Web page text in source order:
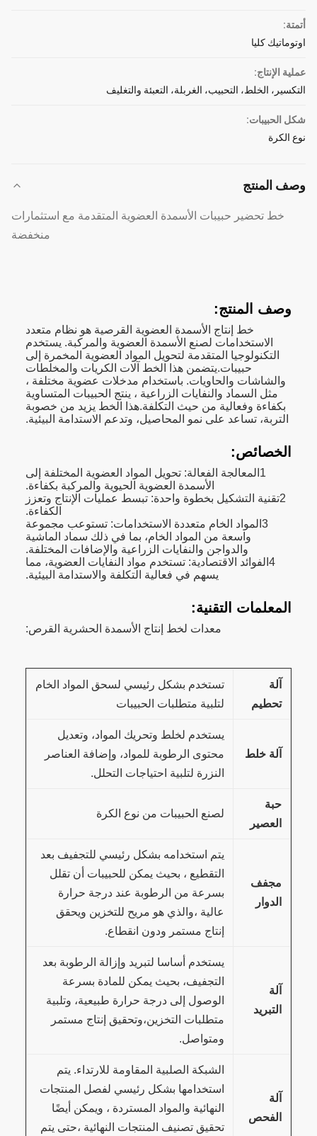
أتمتة:
اوتوماتيك كليا
عملية الإنتاج:
التكسير، الخلط، التحبيب، الغربلة، التعبئة والتغليف
شكل الحبيبات:
نوع الكرة
وصف المنتج
خط تحضير حبيبات الأسمدة العضوية المتقدمة مع استثمارات
منخفضة
وصف المنتج:
خط إنتاج الأسمدة العضوية القرصية هو نظام متعدد
الاستخدامات لصنع الأسمدة العضوية والمركبة. يستخدم
التكنولوجيا المتقدمة لتحويل المواد العضوية المخمرة إلى
حبيبات.يتضمن هذا الخط آلات الكريات والمخلطات
والشاشات والحاويات. باستخدام مدخلات عضوية مختلفة ،
مثل السماد والنفايات الزراعية ، ينتج الحبيبات المتساوية
بكفاءة وفعالية من حيث التكلفة.هذا الخط يزيد من خصوبة
التربة، تساعد على نمو المحاصيل، وتدعم الاستدامة البيئية.
الخصائص:
1المعالجة الفعالة: تحويل المواد العضوية المختلفة إلى
الأسمدة العضوية الحيوية والمركبة بكفاءة.
2تقنية التشكيل بخطوة واحدة: تبسط عمليات الإنتاج وتعزز
الكفاءة.
3المواد الخام متعددة الاستخدامات: تستوعب مجموعة
واسعة من المواد الخام، بما في ذلك سماد الماشية
والدواجن والنفايات الزراعية والإضافات المختلفة.
4الفوائد الاقتصادية: تستخدم مواد النفايات العضوية، مما
يسهم في فعالية التكلفة والاستدامة البيئية.
المعلمات التقنية:
معدات لخط إنتاج الأسمدة الحشرية القرص:
آلة
تحطيم
تستخدم بشكل رئيسي لسحق المواد الخام
لتلبية متطلبات الحبيبات
آلة خلط
يستخدم لخلط وتحريك المواد، وتعديل
محتوى الرطوبة للمواد، وإضافة العناصر
النزرة لتلبية احتياجات التحلل.
حبة
العصير
لصنع الحبيبات من نوع الكرة
مجفف
الدوار
يتم استخدامه بشكل رئيسي للتجفيف بعد
التقطيع ، بحيث يمكن للحبيبات أن تقلل
بسرعة من الرطوبة عند درجة حرارة
عالية ،والذي هو مريح للتخزين ويحقق
إنتاج مستمر ودون انقطاع.
آلة
التبريد
يستخدم أساسا لتبريد وإزالة الرطوبة بعد
التجفيف، بحيث يمكن للمادة بسرعة
الوصول إلى درجة حرارة طبيعية، وتلبية
متطلبات التخزين،وتحقيق إنتاج مستمر
ومتواصل.
آلة
الفحص
الشبكة الصلبية المقاومة للارتداء. يتم
استخدامها بشكل رئيسي لفصل المنتجات
النهائية والمواد المستردة ، ويمكن أيضًا
تحقيق تصنيف المنتجات النهائية ،حتى يتم